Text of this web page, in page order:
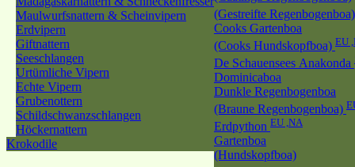
Maulwurfsnattern & Scheinvipern
Erdvipern
Giftnattern
Seeschlangen
Urtümliche Vipern
Echte Vipern
Grubenottern
Schildschwanzschlangen
Höckernattern
Krokodile
(Gestreifte
Cooks Gartenboa
(Cooks Hundskopfboa) EU
De Schauensees Anakonda
Dominicaboa
Dunkle Regenbogenboa
(Braune Regenbogenboa)
Erdpython EU ,NA
Gartenboa
(Hundskopfboa)